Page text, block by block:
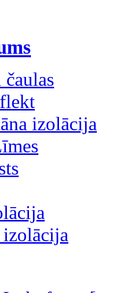
izolācija
izolācija